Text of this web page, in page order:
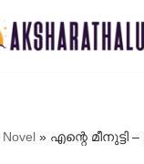
Novel » എന്റെ മീനുട്ടി –